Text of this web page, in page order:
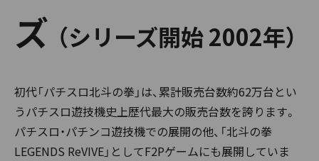
ズ （シリーズ開始 2002年）
初代「パチスロ北斗の拳」は、累計販売台数約62万台とい
うパチスロ遊技機史上歴代最大の販売台数を誇ります。
パチスロ・パチンコ遊技機での展開の他、「北斗の拳
LEGENDS ReVIVE」としてF2Pゲームにも展開していま